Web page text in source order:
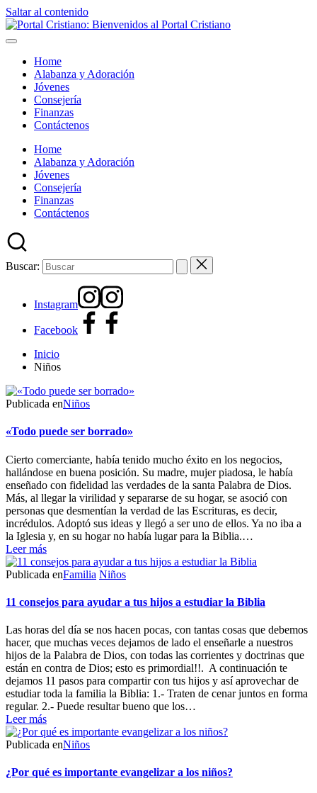
Saltar al contenido
Home
Alabanza y Adoración
Jóvenes
Consejería
Finanzas
Contáctenos
Home
Alabanza y Adoración
Jóvenes
Consejería
Finanzas
Contáctenos
Buscar:
Instagram
Facebook
Inicio
Niños
Publicada enNiños
«Todo puede ser borrado»
Cierto comerciante, había tenido mucho éxito en los negocios,
hallándose en buena posición. Su madre, mujer piadosa, le había
enseñado con fidelidad las verdades de la santa Palabra de Dios.
Más, al llegar la virilidad y separarse de su hogar, se asoció con
personas que desmentían la verdad de las Escrituras, es decir,
incrédulos. Adoptó sus ideas y llegó a ser uno de ellos. Ya no iba a
la Iglesia y, en su hogar no había lugar para la Biblia.…
Leer más
Publicada enFamilia Niños
11 consejos para ayudar a tus hijos a estudiar la Biblia
Las horas del día se nos hacen pocas, con tantas cosas que debemos
hacer, que muchas veces dejamos de lado el enseñarle a nuestros
hijos de la Palabra de Dios, con todas las corrientes y doctrinas que
están en contra de Dios; esto es primordial!!. A continuación te
dejamos 11 pasos para compartir con tus hijos y así aprovechar de
estudiar toda la familia la Biblia: 1.- Traten de cenar juntos en forma
regular. 2.- Puede resultar bueno que los…
Leer más
Publicada enNiños
¿Por qué es importante evangelizar a los niños?